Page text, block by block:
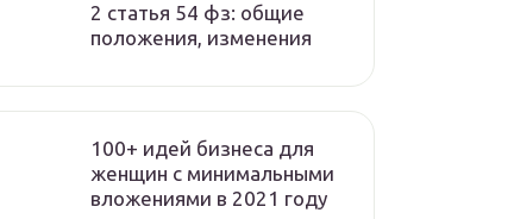
2 статья 54 фз: общие
положения, изменения
100+ идей бизнеса для
женщин с минимальными
вложениями в 2021 году